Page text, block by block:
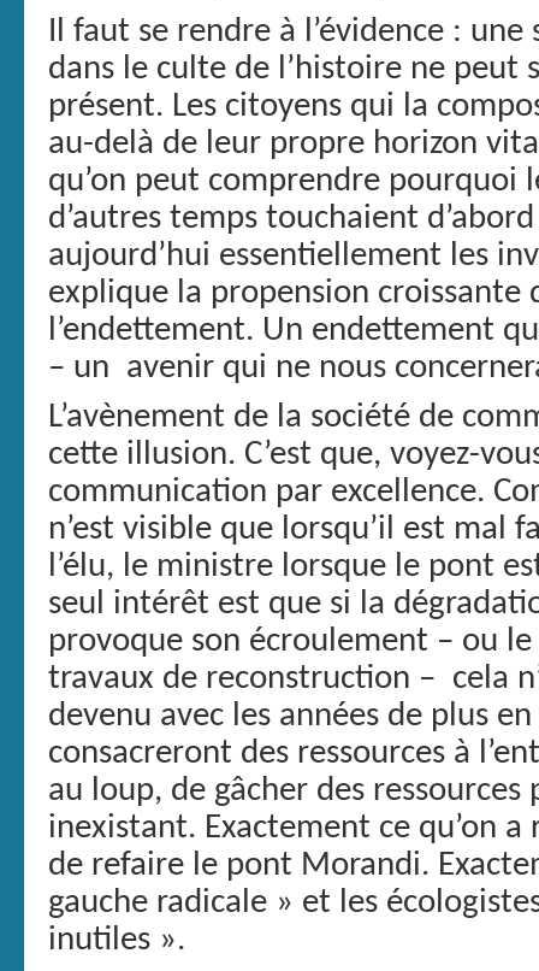
Il faut se rendre à l’évidence :
dans le culte de l’histoire ne peut
présent. Les citoyens qui la
au-delà de leur propre horizon
qu’on peut comprendre pourquoi
d’autres temps touchaient
aujourd’hui essentiellement les
explique la propension croissante
l’endettement. Un endettement
– un avenir qui ne nous
L’avènement de la société de
cette illusion. C’est que, voyez-
communication par excellence.
n’est visible que lorsqu’il est mal
l’élu, le ministre lorsque le pont
seul intérêt est que si la
provoque son écroulement – ou
travaux de reconstruction – cela
devenu avec les années de plus
consacreront des ressources à
au loup, de gâcher des
inexistant. Exactement ce qu’on
de refaire le pont Morandi.
gauche radicale » et les
inutiles ».